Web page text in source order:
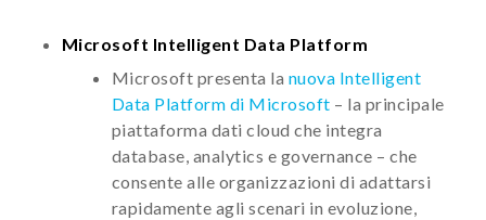
Microsoft Intelligent Data Platform
Microsoft presenta la nuova Intelligent
Data Platform di Microsoft – la principale
piattaforma dati cloud che integra
database, analytics e governance – che
consente alle organizzazioni di adattarsi
rapidamente agli scenari in evoluzione,